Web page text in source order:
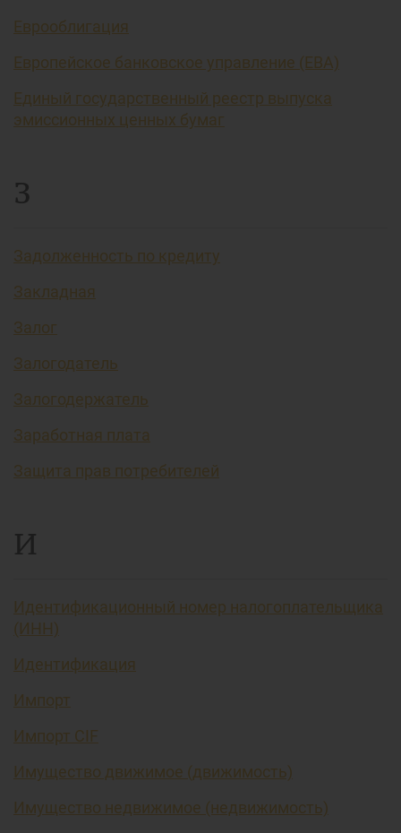
Еврооблигация
Европейское банковское управление (EBA)
Единый государственный реестр выпуска
эмиссионных ценных бумаг
З
Задолженность по кредиту
Закладная
Залог
Залогодатель
Залогодержатель
Заработная плата
Защита прав потребителей
И
Идентификационный номер налогоплательщика
(ИНН)
Идентификация
Импорт
Импорт CIF
Имущество движимое (движимость)
Имущество недвижимое (недвижимость)